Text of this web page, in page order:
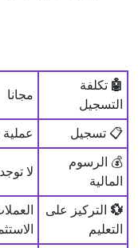
🤖 تكلفة
التسجيل
مجانا
📋 تسجيل
💰 الرسوم
المالية
لا
💱 التركيز على
التعليم